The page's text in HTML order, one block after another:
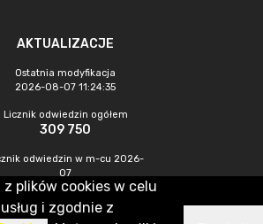
AKTUALIZACJE
Ostatnia modyfikacja
2026-08-07 11:24:35
Licznik odwiedzin ogółem
309 750
odwiedzin w m-cu 2026-
07
448
plików cookies w celu
i zgodnie z